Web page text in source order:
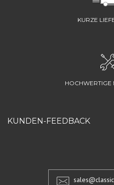
KURZE
HOCHWERTIGE
KUNDEN-FEEDBACK